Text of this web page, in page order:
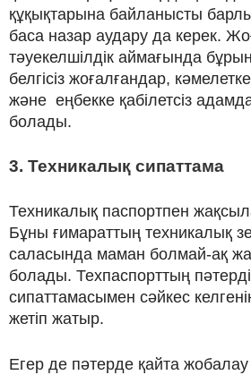
құқықтарына байланысты
баса назар аудару да керек.
тәуекелшілдік аймағында бұрын
белгісіз жоғалғандар,
және еңбекке қабілетсіз
болады.
3. Техникалық сипаттама
Техникалық паспортпен
Бұны ғимараттың техникалық
саласында маман болмай-ақ
болады. Техпаспорттың
сипаттамасымен сәйкес
жетіп жатыр.
Егер де пәтерде қайта